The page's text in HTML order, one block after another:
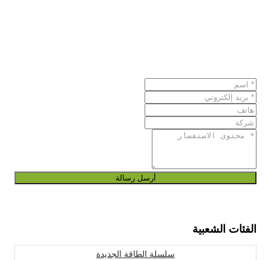
أرسل رسالة
الفئات الشعبية
سلسلة الطاقة الجديدة